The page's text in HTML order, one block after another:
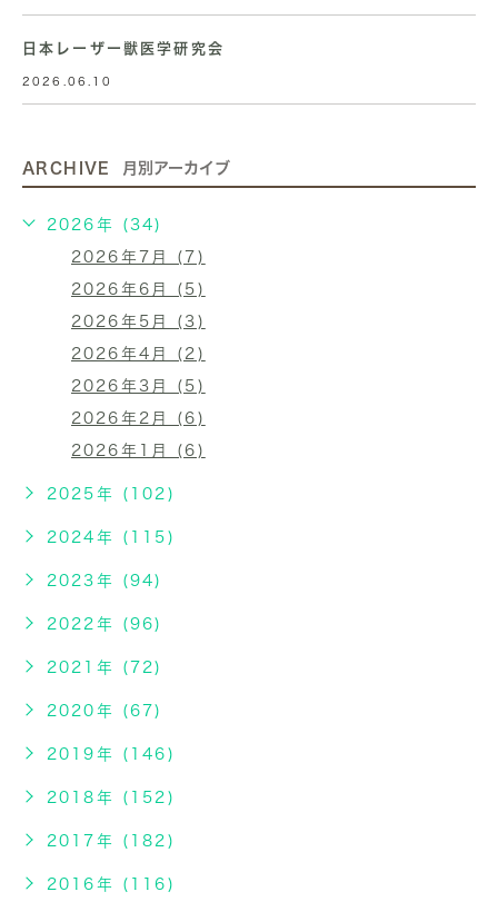
日本レーザー獣医学研究会
2026.06.10
ARCHIVE 月別アーカイブ
2026年 (34)
2026年7月 (7)
2026年6月 (5)
2026年5月 (3)
2026年4月 (2)
2026年3月 (5)
2026年2月 (6)
2026年1月 (6)
2025年 (102)
2024年 (115)
2023年 (94)
2022年 (96)
2021年 (72)
2020年 (67)
2019年 (146)
2018年 (152)
2017年 (182)
2016年 (116)